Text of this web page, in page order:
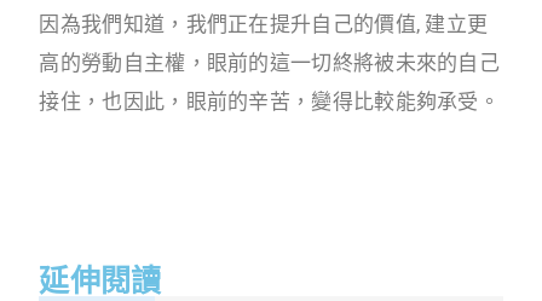
因為我們知道，我們正在提升自己的價值, 建立更
高的勞動自主權，眼前的這一切終將被未來的自己
接住，也因此，眼前的辛苦，變得比較能夠承受。
延伸閱讀